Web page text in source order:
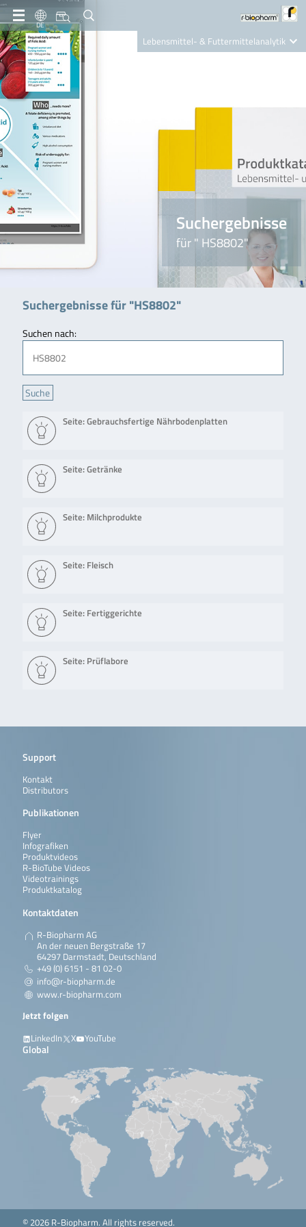
DE
Lebensmittel- & Futtermittelanalytik
Nutrition Care
Suchergebnisse
für " HS8802"
Suchergebnisse für "HS8802"
Suchen nach:
Seite: Gebrauchsfertige Nährbodenplatten
Seite: Getränke
Seite: Milchprodukte
Seite: Fleisch
Seite: Fertiggerichte
Seite: Prüflabore
Support
Kontakt
Distributors
Publikationen
Flyer
Infografiken
Produktvideos
R-BioTube Videos
Videotrainings
Produktkatalog
Kontaktdaten
R-Biopharm AG
An der neuen Bergstraße 17
64297 Darmstadt, Deutschland
+49 (0) 6151 - 81 02-0
info@r-biopharm.de
www.r-biopharm.com
Jetzt folgen
LinkedIn
X YouTube
Global
© 2026 R-Biopharm. All rights reserved.